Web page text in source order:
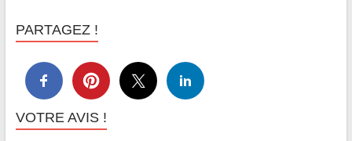
PARTAGEZ !
VOTRE AVIS !